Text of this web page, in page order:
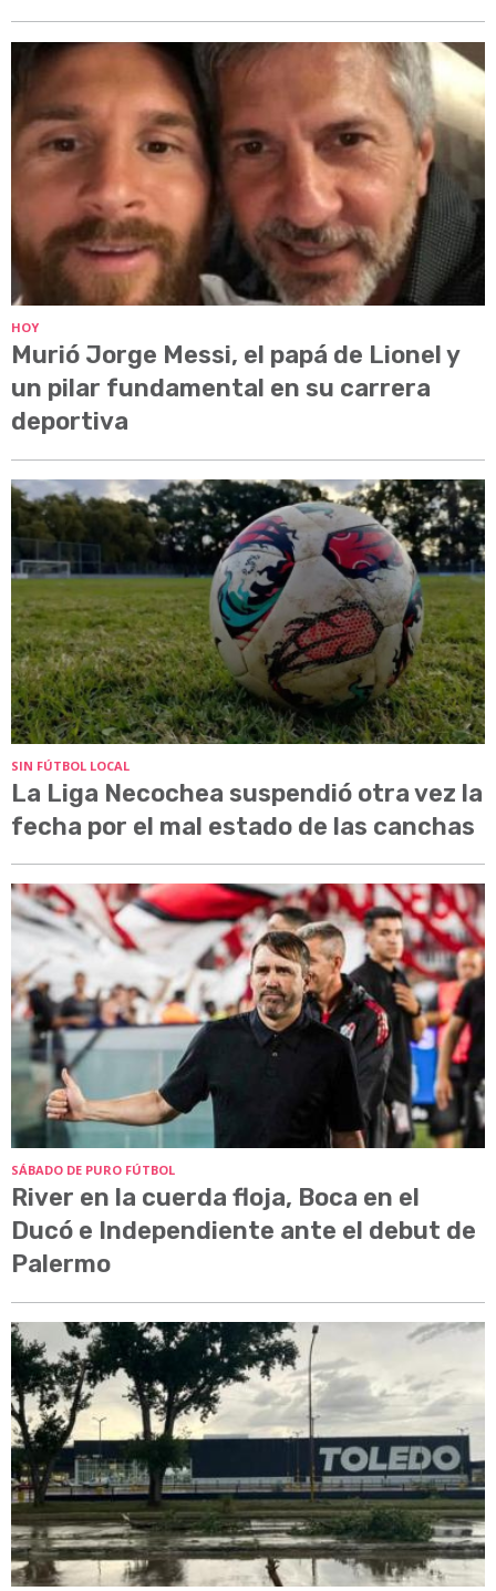
HOY
Murió Jorge Messi, el papá de Lionel y
un pilar fundamental en su carrera
deportiva
SIN FÚTBOL LOCAL
La Liga Necochea suspendió otra vez la
fecha por el mal estado de las canchas
SÁBADO DE PURO FÚTBOL
River en la cuerda floja, Boca en el
Ducó e Independiente ante el debut de
Palermo